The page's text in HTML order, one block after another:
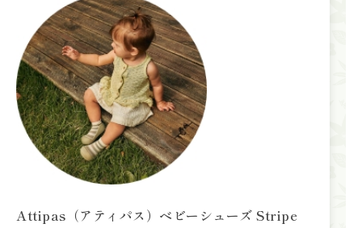
Attipas（アティパス）ベビーシューズ Stripe